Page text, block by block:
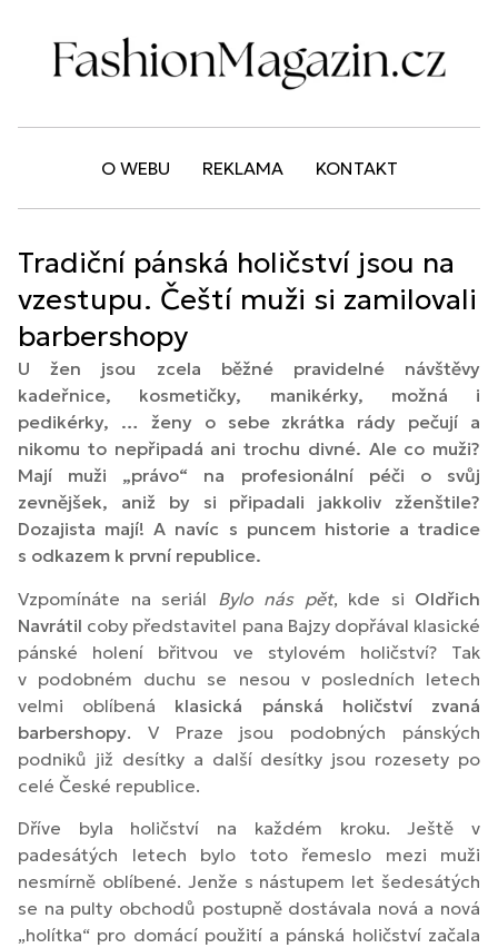
O WEBU REKLAMA KONTAKT
Tradiční pánská holičství jsou na
vzestupu. Čeští muži si zamilovali
barbershopy
U žen jsou zcela běžné pravidelné návštěvy
kadeřnice, kosmetičky, manikérky, možná i
pedikérky, … ženy o sebe zkrátka rády pečují a
nikomu to nepřipadá ani trochu divné. Ale co muži?
Mají muži „právo“ na profesionální péči o svůj
zevnějšek, aniž by si připadali jakkoliv zženštile?
Dozajista mají! A navíc s puncem historie a tradice
s odkazem k první republice.
Vzpomínáte na seriál
Bylo nás pět, kde si Oldřich
Navrátil coby představitel pana Bajzy dopřával klasické
pánské holení břitvou ve stylovém holičství? Tak
v podobném duchu se nesou v posledních letech
velmi oblíbená klasická pánská holičství zvaná
barbershopy. V Praze jsou podobných pánských
podniků již desítky a další desítky jsou rozesety po
celé České republice.
Dříve byla holičství na každém kroku. Ještě v
padesátých letech bylo toto řemeslo mezi muži
nesmírně oblíbené. Jenže s nástupem let šedesátých
se na pulty obchodů postupně dostávala nová a nová
„holítka“ pro domácí použití a pánská holičství začala